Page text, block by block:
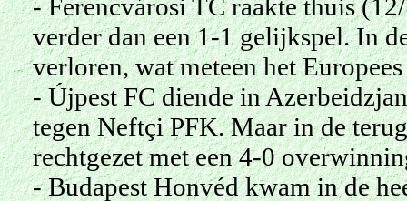
- Ferencvárosi TC raakte thuis
verder dan een 1-1 gelijkspel. In
verloren, wat meteen het
- Újpest FC diende in
tegen Neftçi PFK. Maar in de
rechtgezet met een 4-0
- Budapest Honvéd kwam in de